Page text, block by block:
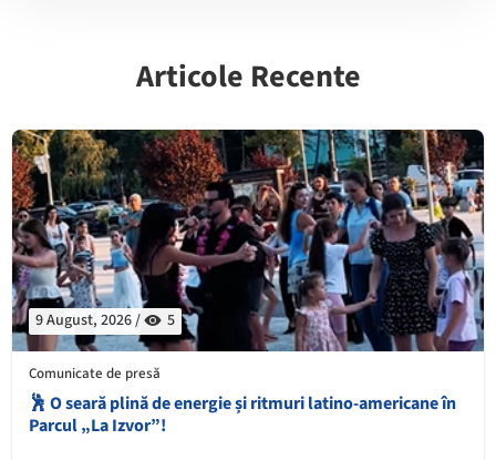
Articole Recente
9 August, 2026 / 5
Comunicate de presă
🕺 O seară plină de energie și ritmuri latino-americane în
Parcul „La Izvor”!